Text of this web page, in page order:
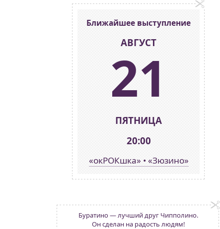
Ближайшее выступление
АВГУСТ
21
ПЯТНИЦА
20:00
«окРОКшка» • «Зюзино»
Буратино — лучший друг Чипполино.
Он сделан на радость людям!